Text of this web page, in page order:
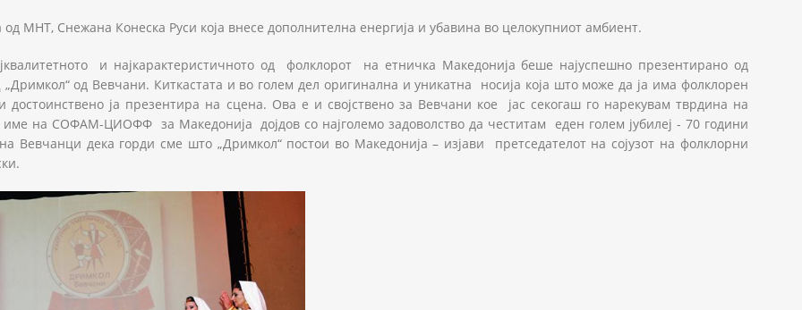
МНТ, Снежана Конеска Руси која внесе дополнителна енергија и убавина во целокупниот амбиент.
и најкарактеристичното од фолклорот на етничка Македонија беше најуспешно презентирано од
од Вевчани. Киткастата и во голем дел оригинална и уникатна носија која што може да ја има фолклорен
ја презентира на сцена. Ова е и својствено за Вевчани кое јас секогаш го нарекувам тврдина на
на СОФАМ-ЦИОФФ за Македонија дојдов со најголемо задоволство да честитам еден голем јубилеј - 70 години
дека горди сме што „Дримкол“ постои во Македонија – изјави претседателот на сојузот на фолклорни